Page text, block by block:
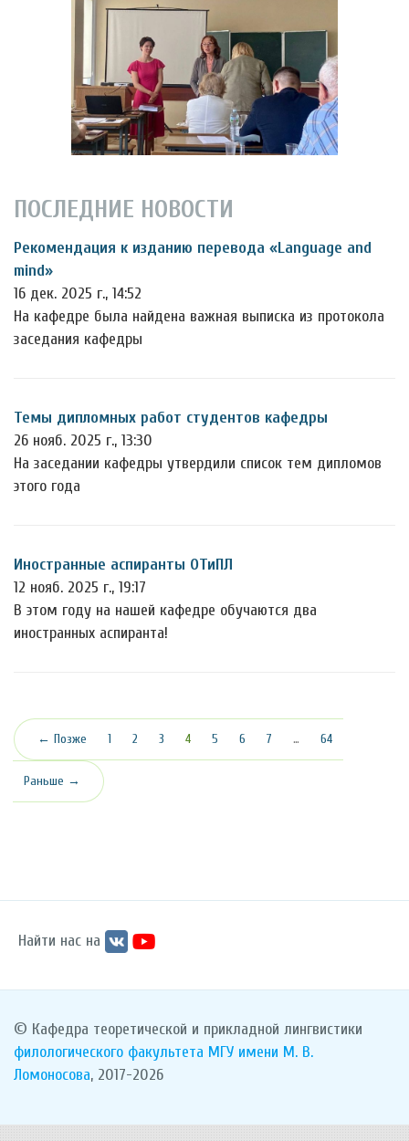
ПОСЛЕДНИЕ НОВОСТИ
Рекомендация к изданию перевода «Language and
mind»
16 дек. 2025 г., 14:52
На кафедре была найдена важная выписка из протокола
заседания кафедры
Темы дипломных работ студентов кафедры
26 нояб. 2025 г., 13:30
На заседании кафедры утвердили список тем дипломов
этого года
Иностранные аспиранты ОТиПЛ
12 нояб. 2025 г., 19:17
В этом году на нашей кафедре обучаются два
иностранных аспиранта!
← Позже 1 2 3 4(текущая)
5 6 7 … 64
Раньше →
Найти нас на
© Кафедра теоретической и прикладной лингвистики
филологического факультета МГУ имени М. В.
Ломоносова, 2017-2026